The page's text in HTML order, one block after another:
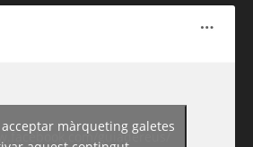
guiadereus/
màrqueting galetes